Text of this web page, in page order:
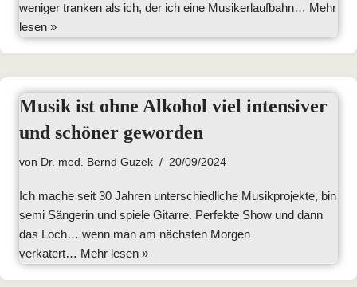
weniger tranken als ich, der ich eine Musikerlaufbahn… Mehr
lesen »
Musik ist ohne Alkohol viel intensiver
und schöner geworden
von Dr. med. Bernd Guzek 20/09/2024
Ich mache seit 30 Jahren unterschiedliche Musikprojekte, bin
semi Sängerin und spiele Gitarre. Perfekte Show und dann
das Loch… wenn man am nächsten Morgen
verkatert… Mehr lesen »